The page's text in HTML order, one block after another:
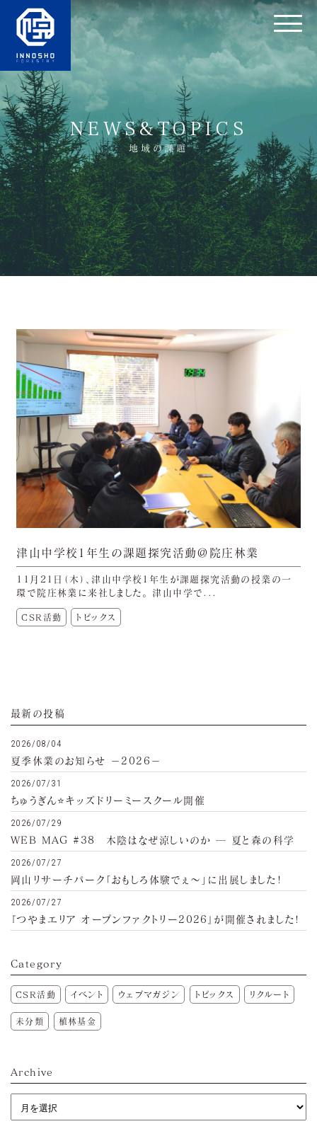
NEWS&TOPICS
地域の課題
津山中学校1年生の課題探究活動＠院庄林業
11月21日（木）、津山中学校1年生が課題探究活動の授業の一
環で院庄林業に来社しました。 津山中学で...
CSR活動 トピックス
最新の投稿
2026/08/04
夏季休業のお知らせ −2026−
2026/07/31
ちゅうぎん⭐キッズドリーミースクール開催
2026/07/29
WEB MAG #38 木陰はなぜ涼しいのか ─ 夏と森の科学
2026/07/27
岡山リサーチパーク「おもしろ体験でぇ～」に出展しました!
2026/07/27
『つやまエリア オープンファクトリー2026』が開催されました!
Category
CSR活動 イベント ウェブマガジン トピックス リクルート
未分類 植林基金
Archive